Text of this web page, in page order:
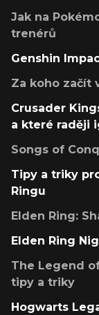
Jak na
trenérů
Genshin
Za koho začít
Crusader
a které raději
Songs of
Tipy a triky
Ringu
Elden Ring:
Elden Ring
The Legend
tipy a triky
Hogwarts